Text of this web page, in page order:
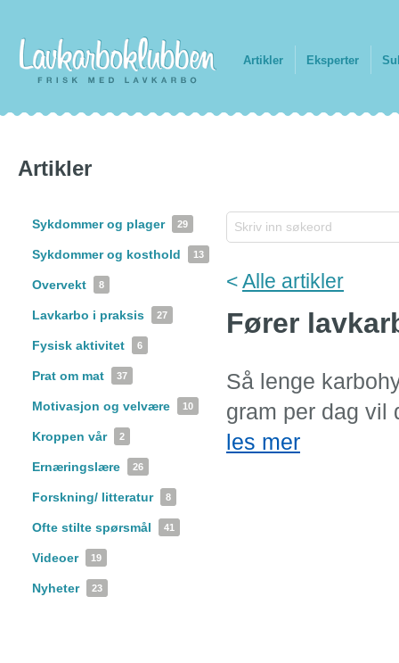
Artikler Eksperter
Artikler
Sykdommer og plager 29
Sykdommer og kosthold 13
Overvekt 8
Lavkarbo i praksis 27
Fysisk aktivitet 6
Prat om mat 37
Motivasjon og velvære 10
Kroppen vår 2
Ernæringslære 26
Forskning/ litteratur 8
Ofte stilte spørsmål 41
Videoer 19
Nyheter 23
<Alle artikler
Fører
Så lenge
gram per dag
les mer